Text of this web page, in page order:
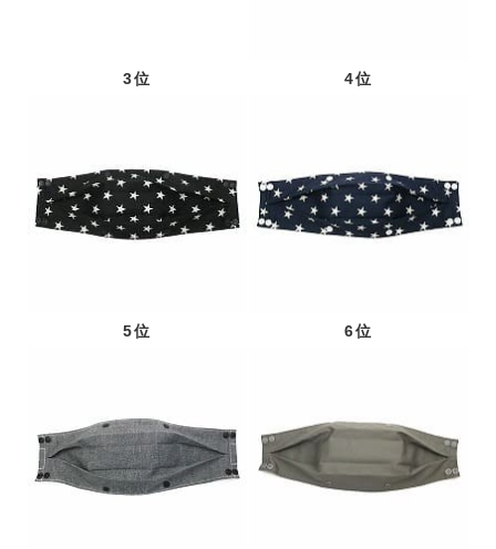
3位 4位
5位 6位